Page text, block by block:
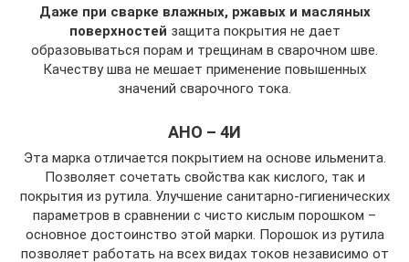
Даже при сварке влажных, ржавых и масляных
поверхностей защита покрытия не дает
образовываться порам и трещинам в сварочном шве.
Качеству шва не мешает применение повышенных
значений сварочного тока.
АНО – 4И
Эта марка отличается покрытием на основе ильменита.
Позволяет сочетать свойства как кислого, так и
покрытия из рутила. Улучшение санитарно-гигиенических
параметров в сравнении с чисто кислым порошком –
основное достоинство этой марки. Порошок из рутила
позволяет работать на всех видах токов независимо от